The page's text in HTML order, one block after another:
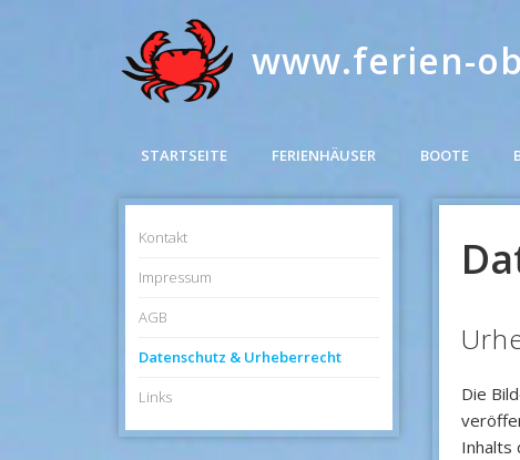
www.ferien-
STARTSEITE FERIENHÄUSER BOOTE
Die
Inhalts
Kontakt
Impressum
AGB
Datenschutz & Urheberrecht
Links